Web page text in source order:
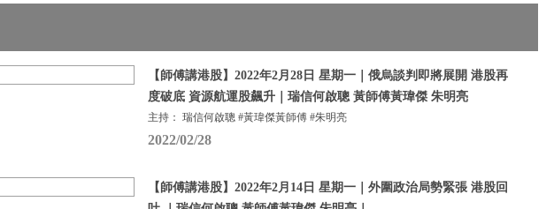
【師傅講港股】2022年2月28日 星期一｜俄烏談判即將展開 港股再
度破底 資源航運股飆升｜瑞信何啟聰 黃師傅黃瑋傑 朱明亮
主持： 瑞信何啟聰 #黃瑋傑黃師傅 #朱明亮
2022/02/28
【師傅講港股】2022年2月14日 星期一｜外圍政治局勢緊張 港股回